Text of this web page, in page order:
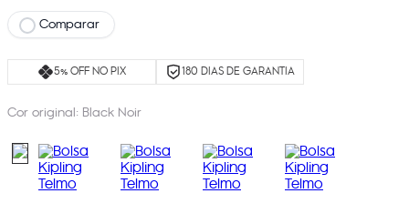
Comparar
5% OFF NO PIX 180 DIAS DE GARANTIA
Cor original: Black Noir